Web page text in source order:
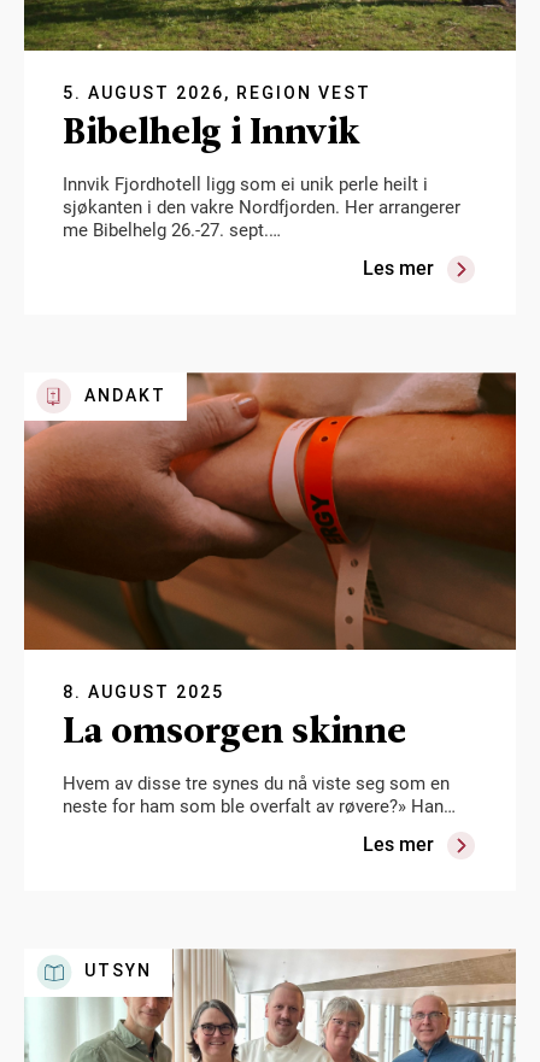
5. AUGUST 2026, REGION VEST
Bibelhelg i Innvik
Innvik Fjordhotell ligg som ei unik perle heilt i
sjøkanten i den vakre Nordfjorden. Her arrangerer
me Bibelhelg 26.-27. sept.…
Les mer
8. AUGUST 2025
La omsorgen skinne
Hvem av disse tre synes du nå viste seg som en
neste for ham som ble overfalt av røvere?» Han…
Les mer
ANDAKT
UTSYN